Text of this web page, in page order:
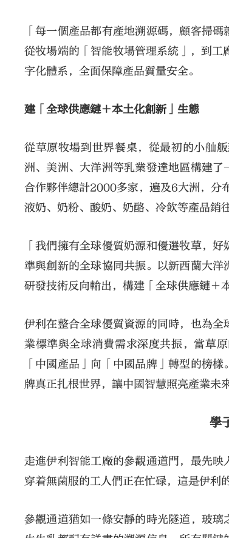
「每一個產品都有產地溯源碼，顧客掃
從牧場端的「智能牧場管理系統」，到
字化體系，全面保障產品質量安全。
建「全球供應鏈＋本土化創新」生態
從草原牧場到世界餐桌，從最初的小舢
洲、美洲、大洋洲等乳業發達地區構建
合作夥伴總計2000多家，遍及6大洲，分
液奶、奶粉、酸奶、奶酪、冷飲等產品銷
「我們擁有全球優質奶源和優選牧草，
準與創新的全球協同共振。以新西蘭大
研發技術反向輸出，構建「全球供應鏈＋
伊利在整合全球優質資源的同時，也為
業標準與全球消費需求深度共振，當草
「中國產品」向「中國品牌」轉型的榜
牌真正扎根世界，讓中國智慧照亮產業未
學
走進伊利智能工廠的參觀通道門，最先映
穿着無菌服的工人們正在忙碌，這是伊利
參觀通道猶如一條安靜的時光隧道，玻